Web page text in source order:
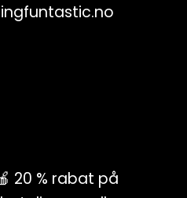
20 % rabat på